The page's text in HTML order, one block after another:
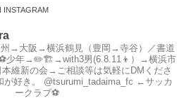
INSTAGRAM
→大阪→横浜鶴見（豊岡→寺谷）／書道
少年→✏️🏗→with3男(6.8.11👦）→横浜市
維新の会→ご相談等は気軽にDMくださ
好き。
@tsurumi_tadaima_fc ←サッカ
ークラブ⚽️